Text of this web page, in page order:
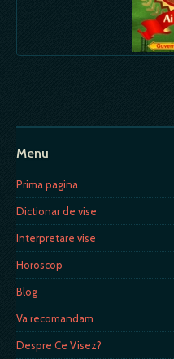
Menu
Prima pagina
Dictionar de vise
Interpretare vise
Horoscop
Blog
Va recomandam
Despre Ce Visez?